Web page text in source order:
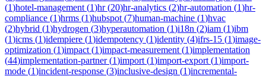
(1)hotel-management (1)hr(20)hr-analytics (2)hr-automation (1)hr-
compliance (1)hrms (1)hubspot (7)human-machine (1)hvac
(2)hybrid (1)hydrogen (3)hyperautomation (1)i18n (2)iam (1)ibm
(1)icms (1)idempiere (1)idempotency (1)identity (4)ifrs-15 (1)image-
optimization (1)impact (1)impact-measurement (1)implementation
(44)implementation-partner(1)import (1)import-export (1)import-
mode (1)incident-response (3)inclusive-design (1)incremental-